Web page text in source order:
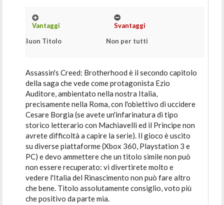
Vantaggi
Buon Titolo
Svantaggi
Non per tutti
Assassin's Creed: Brotherhood è il secondo capitolo
della saga che vede come protagonista Ezio
Auditore, ambientato nella nostra Italia,
precisamente nella Roma, con l'obiettivo di uccidere
Cesare Borgia (se avete un'infarinatura di tipo
storico letterario con Machiavelli ed il Principe non
avrete difficoltà a capire la serie). Il gioco è uscito
su diverse piattaforme (Xbox 360, Playstation 3 e
PC) e devo ammettere che un titolo simile non può
non essere recuperato: vi divertirete molto e
vedere l'Italia del Rinascimento non può fare altro
che bene. Titolo assolutamente consiglio, voto più
che positivo da parte mia.